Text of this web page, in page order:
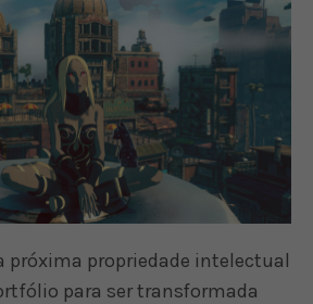
próxima propriedade intelectual
para ser transformada